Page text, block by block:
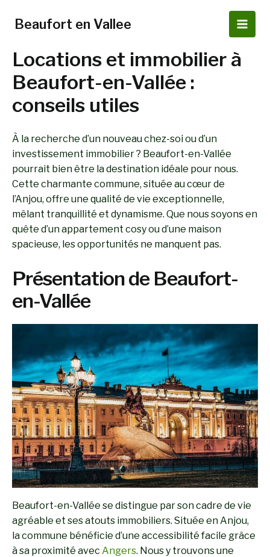
Beaufort en Vallee
Main
Locations et immobilier à
Beaufort-en-Vallée :
conseils utiles
À la recherche d’un nouveau chez-soi ou d’un
investissement immobilier ? Beaufort-en-Vallée
pourrait bien être la destination idéale pour nous.
Cette charmante commune, située au cœur de
l’Anjou, offre une qualité de vie exceptionnelle,
mêlant tranquillité et dynamisme. Que nous soyons en
quête d’un appartement cosy ou d’une maison
spacieuse, les opportunités ne manquent pas.
Présentation de Beaufort-
en-Vallée
Beaufort-en-Vallée se distingue par son cadre de vie
agréable et ses atouts immobiliers. Située en Anjou,
la commune bénéficie d’une accessibilité facile grâce
à sa proximité avec Angers. Nous y trouvons une